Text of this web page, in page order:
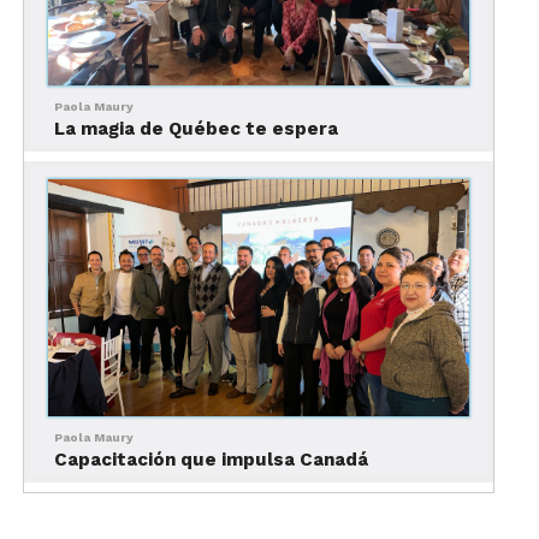
que hacen vibrar a locales y visitantes:
FIFA World Cup 2026:Toronto será una de las
sedes oficiales del evento deportivo más esperado
del planeta, lo que pondrá a la ciudad en el radar de
Béisbol:los Toronto Blue Jays representan el
espíritu competitivo de la Major League Baseball y
son una experiencia inolvidable para quienes
visitan el estadio.
Básquetbol:con los Toronto Raptors como
campeones de la NBA, la ciudad se ha consolidado
como un referente del deporte ráfaga en
Norteamérica.
• Hockey sobre hielo:los Toronto Maple Leafs son
un símbolo de tradición y pasión, que refleja el
Paola Maury
La magia de Québec te espera
Paola Maury
Capacitación que impulsa Canadá